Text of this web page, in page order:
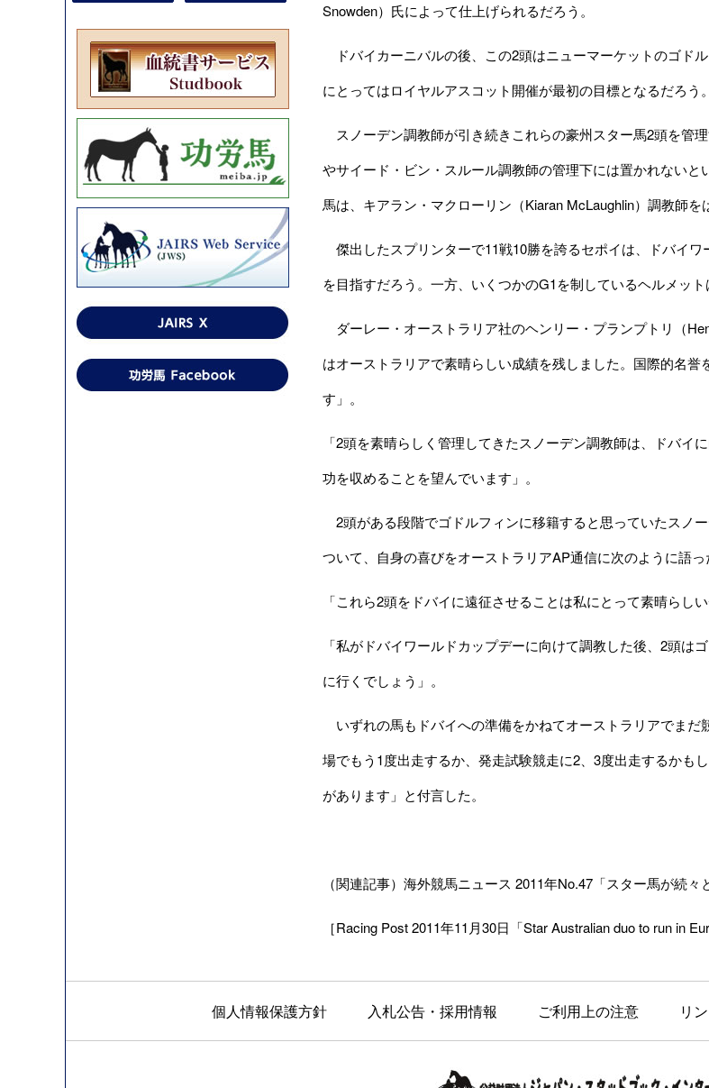
Snowden）氏によって仕上げられるだろう。
ドバイカーニバルの後、この2頭はニューマーケットのゴド
にとってはロイヤルアスコット開催が最初の目標となるだろう。
スノーデン調教師が引き続きこれらの豪州スター馬2頭を管
やサイード・ビン・スルール調教師の管理下には置かれない
馬は、キアラン・マクローリン（Kiaran McLaughlin）調教師を
傑出したスプリンターで11戦10勝を誇るセポイは、ドバイ
を目指すだろう。一方、いくつかのG1を制しているヘルメット
ダーレー・オーストラリア社のヘンリー・プランプトリ（
はオーストラリアで素晴らしい成績を残しました。国際的名
す」。
「2頭を素晴らしく管理してきたスノーデン調教師は、ドバ
功を収めることを望んでいます」。
2頭がある段階でゴドルフィンに移籍すると思っていたスノ
ついて、自身の喜びをオーストラリアAP通信に次のように語っ
「これら2頭をドバイに遠征させることは私にとって素晴らし
「私がドバイワールドカップデーに向けて調教した後、2頭
に行くでしょう」。
いずれの馬もドバイへの準備をかねてオーストラリアでま
場でもう1度出走するか、発走試験競走に2、3度出走するかも
があります」と付言した。
（関連記事） 海外競馬ニュース 2011年No.47「スター馬が続々
［Racing Post 2011年11月30日「Star Australian duo to run in
個人情報保護方針 入札公告・採用情報 ご利用上の注意 リ